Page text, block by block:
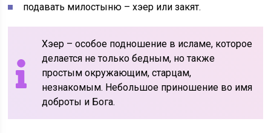
подавать милостыню – хэер или закят.
Хэер – особое подношение в исламе, которое
делается не только бедным, но также
простым окружающим, старцам,
незнакомым. Небольшое приношение во имя
доброты и Бога.